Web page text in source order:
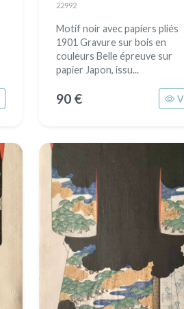
22992
Motif noir avec papiers pliés
1901 Gravure sur bois en
couleurs Belle épreuve sur
papier Japon, issu...
90 €